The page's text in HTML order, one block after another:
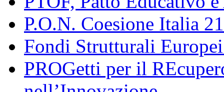
P.O.N. Coesione Italia
Fondi Strutturali
PROGetti per il